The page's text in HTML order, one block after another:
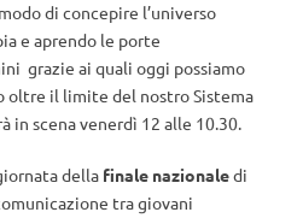
di concepire l’universo
e aprendo le porte
grazie ai quali oggi possiamo
oltre il limite del nostro Sistema
in scena venerdì 12 alle 10.30.
della finale nazionaledi
tra giovani